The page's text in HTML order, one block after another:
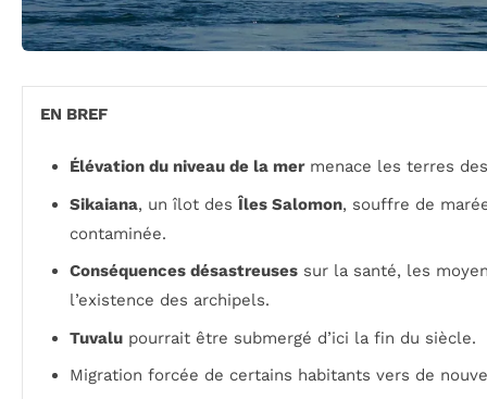
EN BREF
Élévation du niveau de la mermenace les terres
Sikaiana, un îlot des Îles Salomon, souffre de
contaminée.
Conséquences désastreuses sur la santé, les
l’existence des archipels.
Tuvalu pourrait être submergé d’ici la fin du siècle.
Migration forcée de certains habitants vers de